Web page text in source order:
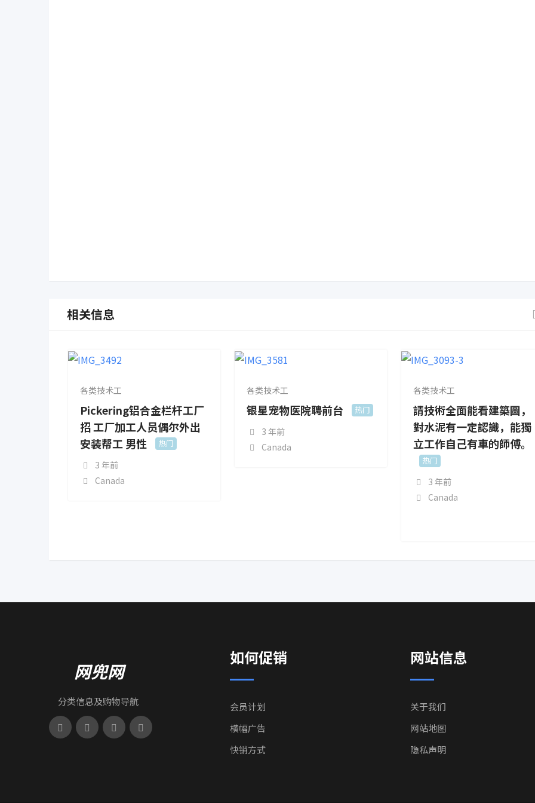
相关信息
各类技术工
Pickering铝合金栏杆工厂
招 工厂加工人员偶尔外出
安装帮工 男性
热门
3 年前
Canada
各类技术工
银星宠物医院聘前台 热门
3 年前
Canada
各类技术工
請技術全面能看建築圖，
對水泥有一定認識，能獨
立工作自己有車的師傅。
热门
3 年前
Canada
网兜网
分类信息及购物导航
如何促销
会员计划
横幅广告
快销方式
网站信息
关于我们
网站地图
隐私声明